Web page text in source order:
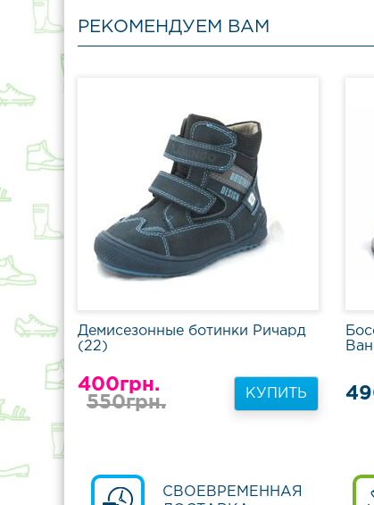
РЕКОМЕНДУЕМ ВАМ
Демисезонные ботинки Ричард
(22)
400грн.
550грн.
КУПИТЬ
СВОЕВРЕМЕННАЯ